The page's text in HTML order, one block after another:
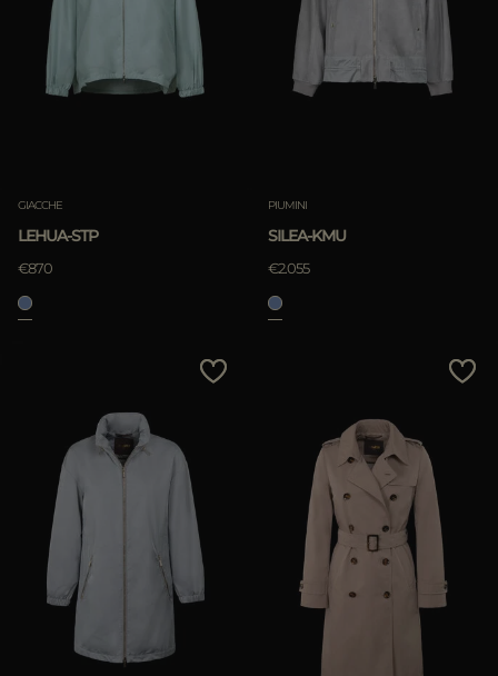
GIACCHE
LEHUA-STP
€870
PIUMINI
SILEA-KMU
€2.055